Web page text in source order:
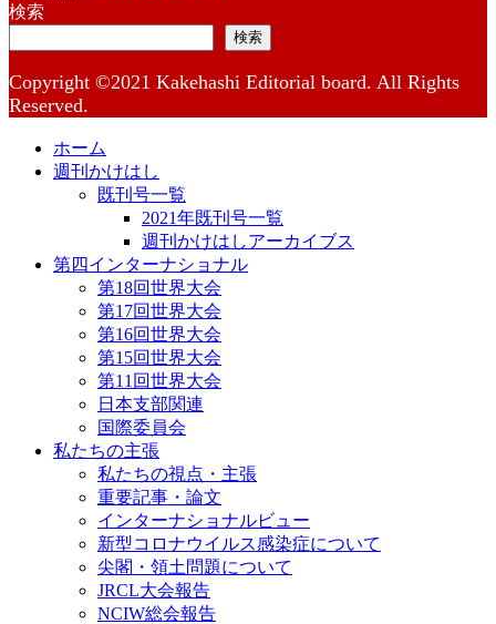
検索
検索
Copyright ©2021 Kakehashi Editorial board. All Rights
Reserved.
ホーム
週刊かけはし
既刊号一覧
2021年既刊号一覧
週刊かけはしアーカイブス
第四インターナショナル
第18回世界大会
第17回世界大会
第16回世界大会
第15回世界大会
第11回世界大会
日本支部関連
国際委員会
私たちの主張
私たちの視点・主張
重要記事・論文
インターナショナルビュー
新型コロナウイルス感染症について
尖閣・領土問題について
JRCL大会報告
NCIW総会報告